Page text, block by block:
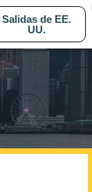
Salidas de EE.
UU.